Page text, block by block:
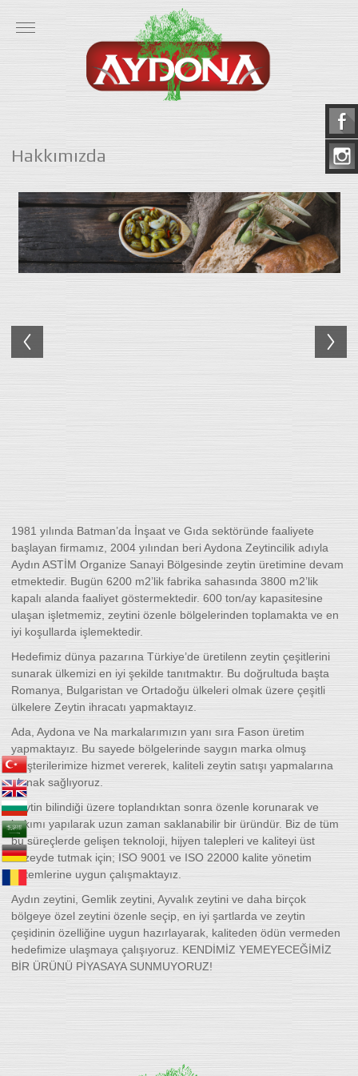
Hakkımızda
1981 yılında Batman’da İnşaat ve Gıda sektöründe faaliyete
başlayan firmamız, 2004 yılından beri Aydona Zeytincilik adıyla
Aydın ASTİM Organize Sanayi Bölgesinde zeytin üretimine devam
etmektedir. Bugün 6200 m2’lik fabrika sahasında 3800 m2’lik
kapalı alanda faaliyet göstermektedir. 600 ton/ay kapasitesine
ulaşan işletmemiz, zeytini özenle bölgelerinden toplamakta ve en
iyi koşullarda işlemektedir.
Hedefimiz dünya pazarına Türkiye’de üretilenn zeytin çeşitlerini
sunarak ülkemizi en iyi şekilde tanıtmaktır. Bu doğrultuda başta
Romanya, Bulgaristan ve Ortadoğu ülkeleri olmak üzere çeşitli
ülkelere Zeytin ihracatı yapmaktayız.
Ada, Aydona ve Na markalarımızın yanı sıra Fason üretim
yapmaktayız. Bu sayede bölgelerinde saygın marka olmuş
müşterilerimize hizmet vererek, kaliteli zeytin satışı yapmalarına
olanak sağlıyoruz.
Zeytin bilindiği üzere toplandıktan sonra özenle korunarak ve
bakımı yapılarak uzun zaman saklanabilir bir üründür. Biz de tüm
bu süreçlerde gelişen teknoloji, hijyen talepleri ve kaliteyi üst
düzeyde tutmak için; ISO 9001 ve ISO 22000 kalite yönetim
sistemlerine uygun çalışmaktayız.
Aydın zeytini, Gemlik zeytini, Ayvalık zeytini ve daha birçok
bölgeye özel zeytini özenle seçip, en iyi şartlarda ve zeytin
çeşidinin özelliğine uygun hazırlayarak, kaliteden ödün vermeden
hedefimize ulaşmaya çalışıyoruz. KENDİMİZ YEMEYECEĞİMİZ
BİR ÜRÜNÜ PİYASAYA SUNMUYORUZ!